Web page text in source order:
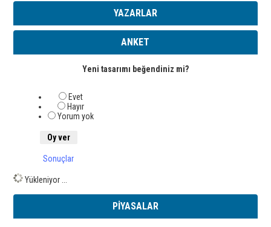
YAZARLAR
ANKET
Yeni tasarımı beğendiniz mi?
Evet
Hayır
Yorum yok
Sonuçlar
Yükleniyor ...
PİYASALAR